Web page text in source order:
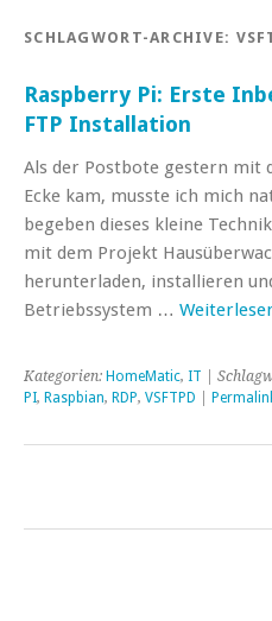
SCHLAGWORT-ARCHIVE:
Raspberry Pi: Erste
FTP Installation
Als der Postbote gestern mit
Ecke kam, musste ich mich
begeben dieses kleine
mit dem Projekt
herunterladen, installieren
Betriebssystem …
Kategorien: HomeMatic, IT |
PI, Raspbian, RDP, VSFTPD